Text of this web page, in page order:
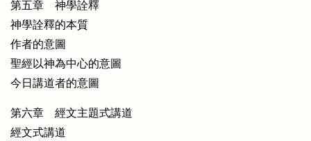
第五章 神學詮釋
神學詮釋的本質
作者的意圖
聖經以神為中心的意圖
今日講道者的意圖
第六章 經文主題式講道
經文式講道